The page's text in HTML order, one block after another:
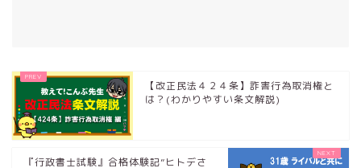
【改正民法４２４条】詐害行為取消権と
は？(わかりやすい条文解説)
『行政書士試験』合格体験記”ヒトデさ